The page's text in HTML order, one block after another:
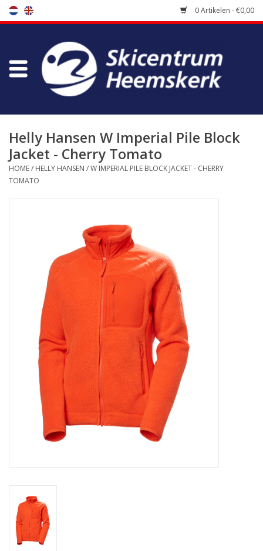
0 Artikelen - €0,00
Winkel
Bootfitting
Onderhoud
Helly Hansen W Imperial Pile Block
Jacket - Cherry Tomato
HOME/ HELLY HANSEN /W IMPERIAL PILE BLOCK JACKET - CHERRY
TOMATO